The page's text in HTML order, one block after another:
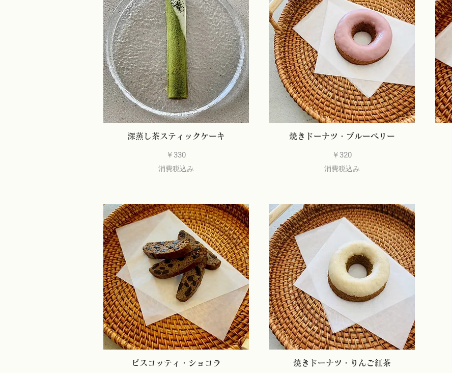
深蒸し茶スティックケーキ
価格
￥330
消費税込み
焼きドーナツ・ブルーベリー
価格
￥320
消費税込み
ビスコッティ・ショコラ 焼きドーナツ・りんご紅茶